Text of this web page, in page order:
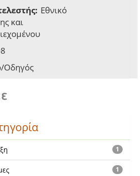
Εθνικό
και
Οδηγός
1
1